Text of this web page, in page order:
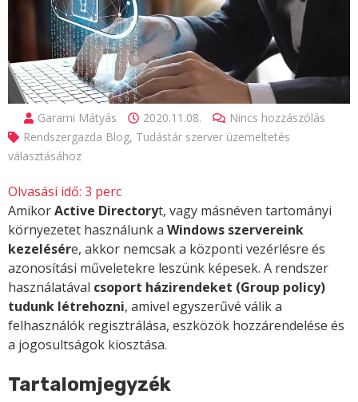
Garami Mátyás 2020.11.08.
Nincs hozzászólás
Rendszergazda Blog, Tudástár szerver üzemeltetés
választásához
Olvasási idő: 3 perc
AmikorActive Directoryt, vagy másnéven tartományi
környezetet használunk a Windows szervereink
kezelésére, akkor nemcsak a központi vezérlésre és
azonosítási műveletekre leszünk képesek. A rendszer
használatával csoport házirendeket (Group policy)
tudunk létrehozni, amivel egyszerűvé válik a
felhasználók regisztrálása, eszközök hozzárendelése és
a jogosultságok kiosztása.
Tartalomjegyzék